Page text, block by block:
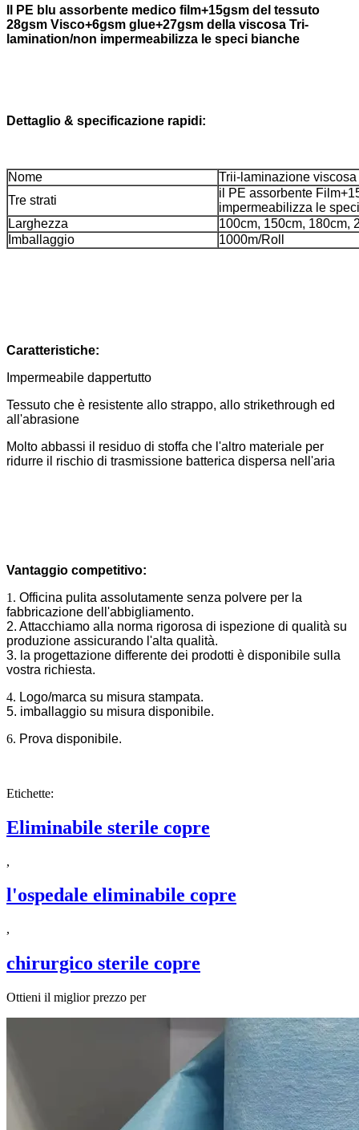
Il PE blu assorbente medico film+15gsm del tessuto
28gsm Visco+6gsm glue+27gsm della viscosa Tri-
lamination/non impermeabilizza le speci bianche
Dettaglio & specificazione rapidi:
Nome
Trii-laminazione
Tre strati
il PE assorbente
impermeabilizza le
Larghezza
100cm, 150cm, 180cm,
Imballaggio
1000m/Roll
Caratteristiche:
Impermeabile dappertutto
Tessuto che è resistente allo strappo, allo strikethrough ed
all'abrasione
Molto abbassi il residuo di stoffa che l'altro materiale per
ridurre il rischio di trasmissione batterica dispersa nell'aria
Vantaggio competitivo:
1. Officina pulita assolutamente senza polvere per la
fabbricazione dell'abbigliamento.
2. Attacchiamo alla norma rigorosa di ispezione di qualità su
produzione assicurando l'alta qualità.
3. la progettazione differente dei prodotti è disponibile sulla
vostra richiesta.
4. Logo/marca su misura stampata.
5. imballaggio su misura disponibile.
6. Prova disponibile.
Etichette:
Eliminabile sterile copre
,
l'ospedale eliminabile copre
,
chirurgico sterile copre
Ottieni il miglior prezzo per